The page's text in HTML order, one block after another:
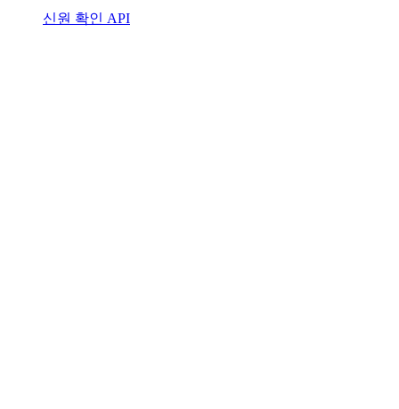
신원 확인 API